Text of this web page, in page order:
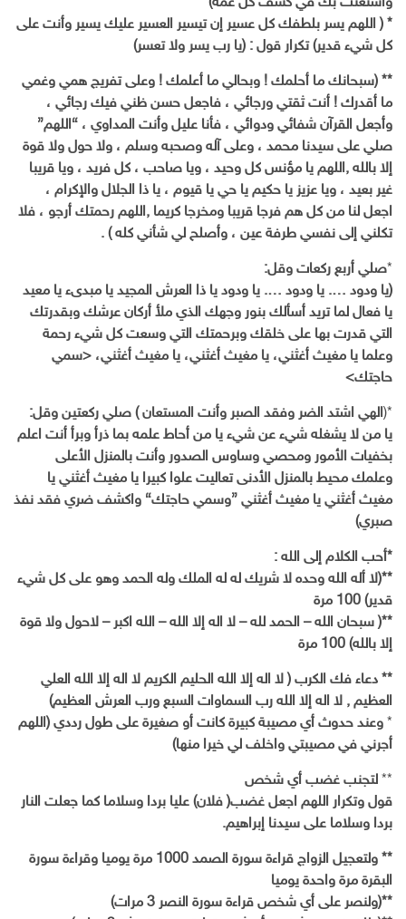
* ( اللهم يسر بلطفك كل عسير إن تيسير العسير عليك يسير وأنت على
كل شيء قدير) تكرار قول : (يا رب يسر ولا تعسر)
** (سبحانك ما أحلمك ! وبحالي ما أعلمك ! وعلى تفريج همي وغمي
ما أقدرك ! أنت ثقتي ورجائي ، فاجعل حسن ظني فيك رجائي ،
وأجعل القرآن شفائي ودوائي ، فأنا عليل وأنت المداوي ، “اللهم”
صلي على سيدنا محمد ، وعلى آله وصحبه وسلم ، ولا حول ولا قوة
إلا بالله ,اللهم يا مؤنس كل وحيد ، ويا صاحب ، كل فريد ، ويا قريبا
غير بعيد ، ويا عزيز يا حكيم يا حي يا قيوم ، يا ذا الجلال والإكرام ،
اجعل لنا من كل هم فرجا قريبا ومخرجا كريما ,اللهم رحمتك أرجو ، فلا
تكلني إلى نفسي طرفة عين ، وأصلح لي شأني كله ) .
*صلي أربع ركعات وقل:
(يا ودود …. يا ودود …. يا ودود يا ذا العرش المجيد يا مبدىء يا معيد
يا فعال لما تريد أسألك بنور وجهك الذي ملأ أركان عرشك وبقدرتك
التي قدرت بها على خلقك وبرحمتك التي وسعت كل شيء رحمة
وعلما يا مغيث أغثني، يا مغيث أغثني، يا مغيث أغثني، <سمي
حاجتك>
*(الهي اشتد الضر وفقد الصبر وأنت المستعان ) صلي ركعتين وقل:
يا من لا يشغله شيء عن شيء يا من أحاط علمه بما ذرأ وبرأ أنت اعلم
بخفيات الأمور ومحصي وساوس الصدور وأنت بالمنزل الأعلى
وعلمك محيط بالمنزل الأدنى تعاليت علوا كبيرا يا مغيث أغثني يا
مغيث أغثني يا مغيث أغثني {وسمي حاجتك} واكشف ضري فقد نفذ
صبري)
*أحب الكلام إلى الله :
**(لا أله الله وحده لا شريك له له الملك وله الحمد وهو على كل شيء
قدير) 100 مرة
**( سبحان الله – الحمد لله – لا اله إلا الله – الله اكبر – لاحول ولا قوة
إلا بالله) 100 مرة
** دعاء فك الكرب ( لا اله إلا الله الحليم الكريم لا اله إلا الله العلي
العظيم , لا اله إلا الله رب السماوات السبع ورب العرش العظيم)
* وعند حدوث أي مصيبة كبيرة كانت أو صغيرة على طول رددي (اللهم
أجرني في مصيبتي واخلف لي خيرا منها)
** لتجنب غضب أي شخص
قول وتكرار اللهم اجعل غضب( فلان) عليا بردا وسلاما كما جعلت النار
بردا وسلاما على سيدنا إبراهيم.
** ولتعجيل الزواج قراءة سورة الصمد 1000 مرة يوميا وقراءة سورة
البقرة مرة واحدة يوميا
**(ولنصر على أي شخص قراءة سورة النصر 3 مرات)